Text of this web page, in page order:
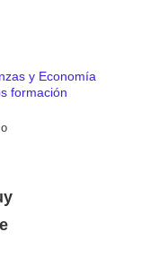
y Economía
formación